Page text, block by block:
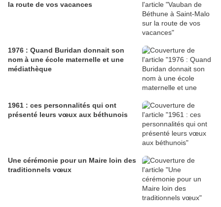
la route de vos vacances
1976 : Quand Buridan donnait son
nom à une école maternelle et une
médiathèque
1961 : ces personnalités qui ont
présenté leurs vœux aux béthunois
Une cérémonie pour un Maire loin des
traditionnels vœux